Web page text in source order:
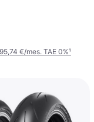
€/mes. TAE 0%¹